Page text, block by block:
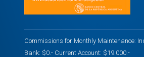
Commissions for Monthly Maintenance:
Bank: $0.- Current Account: $19.000.-